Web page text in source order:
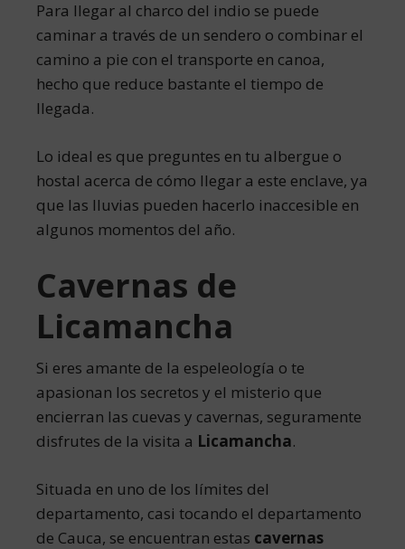
Para llegar al charco del indio se puede
caminar a través de un sendero o combinar el
camino a pie con el transporte en canoa,
hecho que reduce bastante el tiempo de
llegada.
Lo ideal es que preguntes en tu albergue o
hostal acerca de cómo llegar a este enclave, ya
que las lluvias pueden hacerlo inaccesible en
algunos momentos del año.
Cavernas de
Licamancha
Si eres amante de la espeleología o te
apasionan los secretos y el misterio que
encierran las cuevas y cavernas, seguramente
disfrutes de la visita a Licamancha.
Situada en uno de los límites del
departamento, casi tocando el departamento
de Cauca, se encuentran estas cavernas